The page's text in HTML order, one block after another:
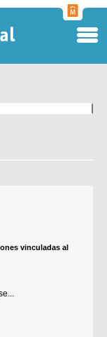
vinculadas al